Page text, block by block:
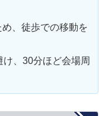
、徒歩での移動を
、30分ほど会場周